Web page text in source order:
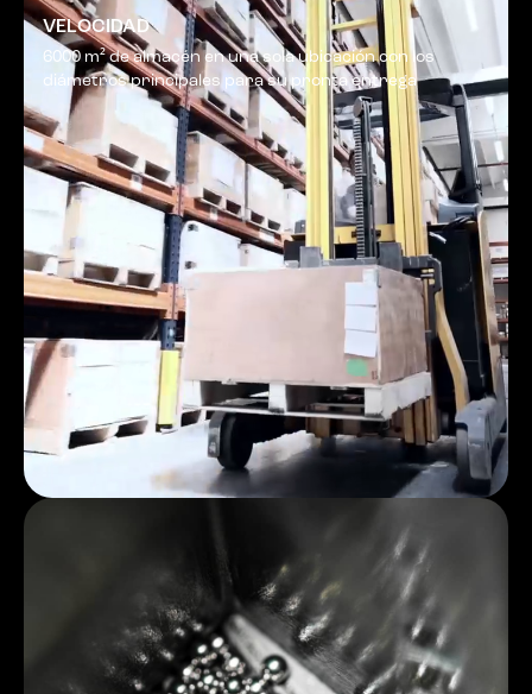
VELOCIDAD
6000 m² de almacén en una sola ubicación con los
diámetros principales para su pronta entrega